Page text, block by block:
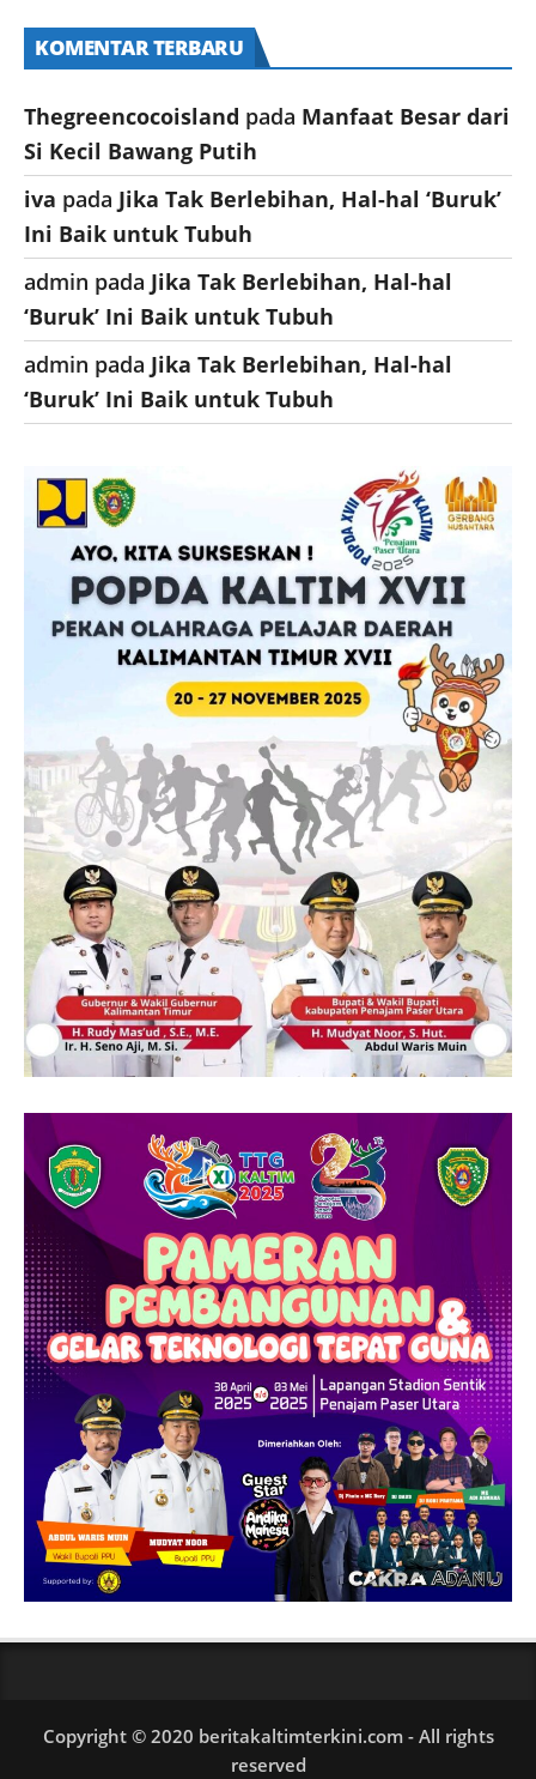
KOMENTAR TERBARU
Thegreencocoisland pada Manfaat Besar dari
Si Kecil Bawang Putih
iva pada Jika Tak Berlebihan, Hal-hal ‘Buruk’
Ini Baik untuk Tubuh
admin pada Jika Tak Berlebihan, Hal-hal
‘Buruk’ Ini Baik untuk Tubuh
admin pada Jika Tak Berlebihan, Hal-hal
‘Buruk’ Ini Baik untuk Tubuh
Copyright © 2020 beritakaltimterkini.com - All rights
reserved